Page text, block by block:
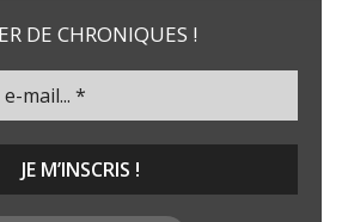
DE CHRONIQUES !